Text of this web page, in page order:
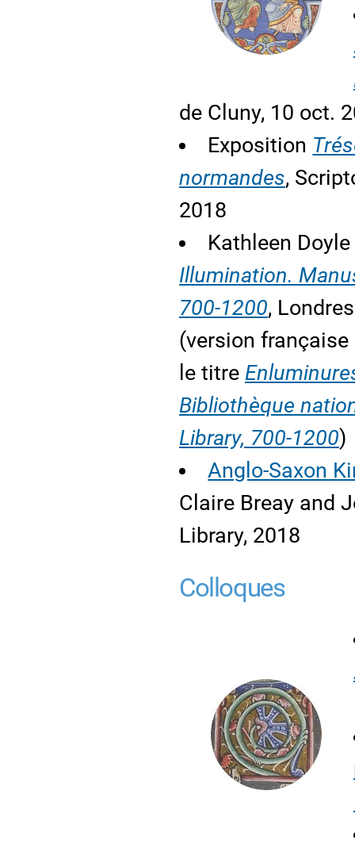
de Cluny, 10 oct.
Exposition
normandes,
2018
Kathleen
Illumination.
700-1200,
(version
le titre
Bibliothèque
Library, 700-1200)
Anglo-Saxon
Claire Breay and
Library, 2018
Colloques